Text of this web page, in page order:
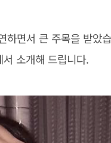
하면서 큰 주목을 받았
소개해 드립니다.